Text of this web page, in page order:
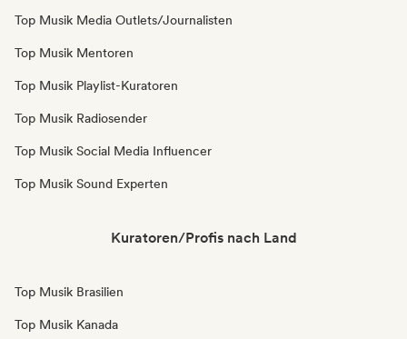
Top Musik Media Outlets/Journalisten
Top Musik Mentoren
Top Musik Playlist-Kuratoren
Top Musik Radiosender
Top Musik Social Media Influencer
Top Musik Sound Experten
Kuratoren/Profis nach Land
Top Musik Brasilien
Top Musik Kanada